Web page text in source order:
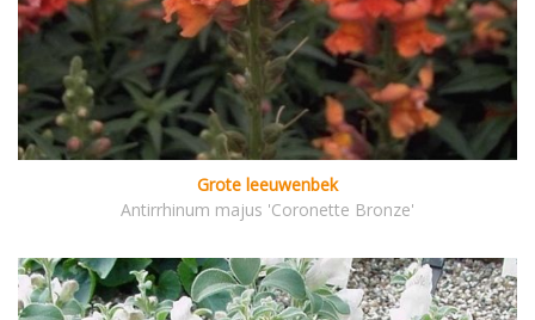
Grote leeuwenbek
Antirrhinum majus 'Coronette Bronze'